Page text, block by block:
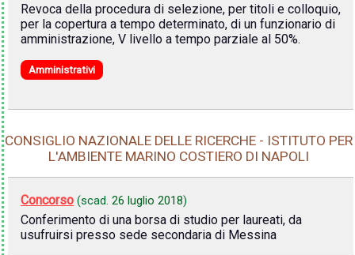
Revoca della procedura di selezione, per titoli e colloquio,
per la copertura a tempo determinato, di un funzionario di
amministrazione, V livello a tempo parziale al 50%.
Amministrativi
CONSIGLIO NAZIONALE DELLE RICERCHE - ISTITUTO PER
L'AMBIENTE MARINO COSTIERO DI NAPOLI
Concorso (scad. 26 luglio 2018)
Conferimento di una borsa di studio per laureati, da
usufruirsi presso sede secondaria di Messina